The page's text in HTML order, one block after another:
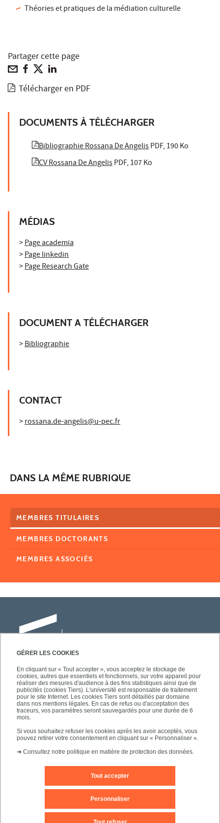
GÉRER LES COOKIES
En cliquant sur « Tout accepter », vous acceptez le stockage de
cookies, autres que essentiels et fonctionnels, sur votre appareil pour
réaliser des mesures d'audience à des fins statistiques ainsi que de
publicités (cookies Tiers). L'université est responsable de traitement
pour le site Internet. Les cookies Tiers sont détaillés par domaine
dans nos mentions légales. En cas de refus ou d'acceptation des
traceurs, vos paramètres seront sauvegardés pour une durée de 6
mois.
Si vous souhaitez refuser les cookies après les avoir acceptés, vous
pouvez retirer votre consentement en cliquant sur « Personnaliser ».
➜ Consultez notre politique en matière de protection des données.
Tout accepter
Personnaliser
Théories et pratiques de la médiation culturelle
Partager cette page
Télécharger en PDF
DOCUMENTS À TÉLÉCHARGER
Bibliographie Rossana De AngelisPDF, 190 Ko
CV Rossana De AngelisPDF, 107 Ko
MÉDIAS
>Page academia
>Page linkedin
>Page Research Gate
DOCUMENT A TÉLÉCHARGER
>Bibliographie
CONTACT
>rossana.de-angelis@u-pec.fr
DANS LA MÊME RUBRIQUE
MEMBRES TITULAIRES
MEMBRES DOCTORANTS
MEMBRES ASSOCIÉS
Université Paris-Est Créteil
Faculté des lettres, langues et sciences
humaines
61, avenue du Général de Gaulle
94010 Créteil
Editeur du site
Plan d'accès Plan du site